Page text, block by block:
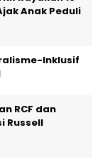
Anak Peduli
Inklusif
RCF dan
Russell